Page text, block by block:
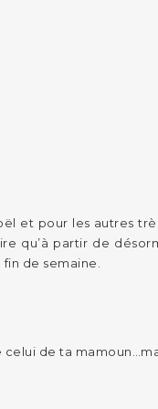
et pour les autres
qu’à partir de
de semaine.
celui de ta